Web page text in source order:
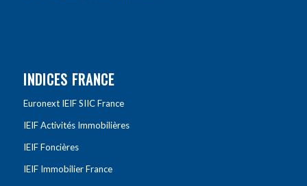
INDICES FRANCE
Euronext IEIF SIIC France
IEIF Activités Immobilières
IEIF Foncières
IEIF Immobilier France